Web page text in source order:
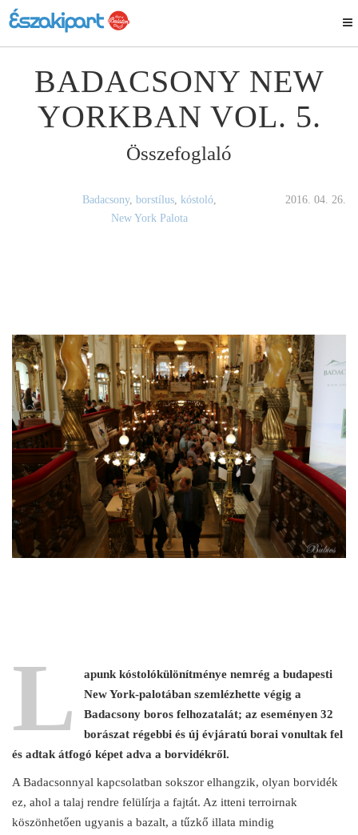
BADACSONY NEW
YORKBAN VOL. 5.
Összefoglaló
Badacsony, borstílus, kóstoló,
New York Palota
2016. 04. 26.
L
apunk kóstolókülönítménye nemrég a budapesti
New York-palotában szemlézhette végig a
Badacsony boros felhozatalát; az eseményen 32
borászat régebbi és új évjáratú borai vonultak fel
és adtak átfogó képet adva a borvidékről.
A Badacsonnyal kapcsolatban sokszor elhangzik, olyan borvidék
ez, ahol a talaj rendre felülírja a fajtát. Az itteni terroirnak
köszönhetően ugyanis a bazalt, a tűzkő illata mindig